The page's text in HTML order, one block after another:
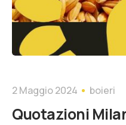
2 Maggio 2024 boieri
Quotazioni